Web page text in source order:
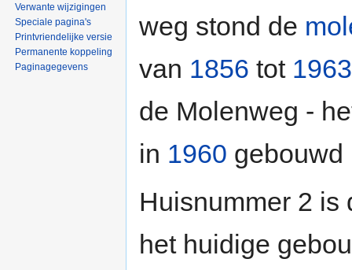
weg stond de
van 1856 tot 1963
de Molenweg -
in 1960 gebouwd
Huisnummer 2 is
het huidige
Verwante wijzigingen
Speciale pagina's
Printvriendelijke versie
Permanente koppeling
Paginagegevens